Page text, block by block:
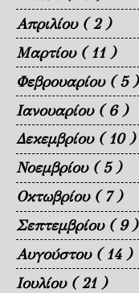
Απριλίου ( 2 )
Μαρτίου ( 11 )
Φεβρουαρίου ( 5 )
Ιανουαρίου ( 6 )
Δεκεμβρίου ( 10 )
Νοεμβρίου ( 5 )
Οκτωβρίου ( 7 )
Σεπτεμβρίου ( 9 )
Αυγούστου ( 14 )
Ιουλίου ( 21 )